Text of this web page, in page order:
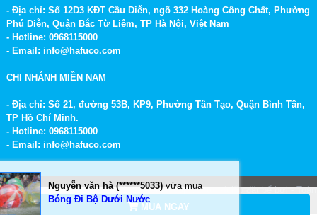
MUA NGAY
- Địa chỉ: Số 12D3 KĐT Cầu Diễn, ngõ 332 Hoàng Công Chất, Phường
Phú Diễn, Quận Bắc Từ Liêm, TP Hà Nội, Việt Nam
- Hotline: 0968115000
- Email: info@hafuco.com
CHI NHÁNH MIỀN NAM
- Địa chỉ: Số 21, đường 53B, KP9, Phường Tân Tạo, Quận Bình Tân,
TP Hồ Chí Minh.
- Hotline: 0968115000
- Email: info@hafuco.com
Bản quyền © 2026Hafuco | Chuyên cung cấp vật tư và lắp đặt bể bơi- Toàn
bộ phiên bản.
Nguyễn văn hà (******5033)vừa mua
Bóng Đi Bộ Dưới Nước